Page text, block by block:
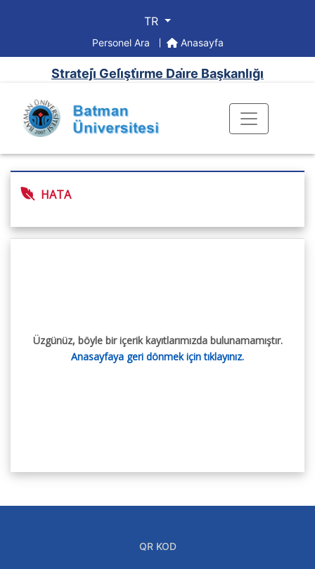
TR
Personel Ara Anasayfa
Strateji̇ Geli̇şti̇rme Dai̇re Başkanlığı
HATA
Üzgünüz, böyle bir içerik kayıtlarımızda bulunamamıştır.
Anasayfaya geri dönmek için tıklayınız.
QR KOD